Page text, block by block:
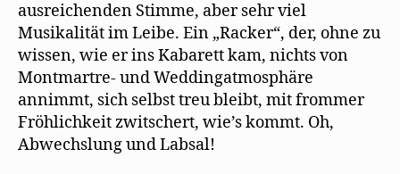
ausreichenden Stimme, aber sehr viel
Musikalität im Leibe. Ein „Racker“, der, ohne zu
wissen, wie er ins Kabarett kam, nichts von
Montmartre- und Weddingatmosphäre
annimmt, sich selbst treu bleibt, mit frommer
Fröhlichkeit zwitschert, wie’s kommt. Oh,
Abwechslung und Labsal!